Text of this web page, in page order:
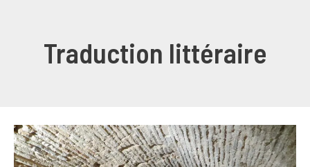
Traduction littéraire